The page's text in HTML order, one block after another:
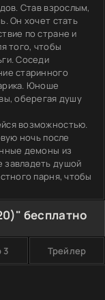
Став взрослым,
Он хочет стать
по стране и
того, чтобы
Соседи
старинного
Юноше
оберегая душу
возможностью.
ночь после
демоны из
душой
парня, чтобы
бесплатно
3 Трейлер